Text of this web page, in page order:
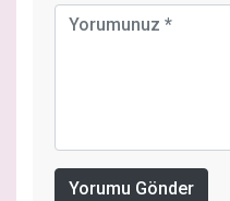
Yorumu Gönder